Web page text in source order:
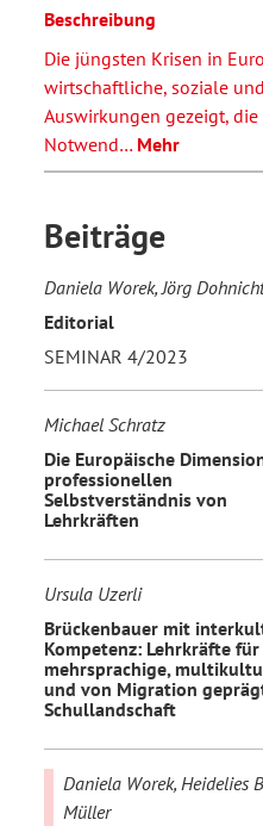
Beschreibung
Die jüngsten Krisen in
wirtschaftliche, soziale
Auswirkungen gezeigt,
Notwend… Mehr
Beiträge
Daniela Worek, Jörg
Editorial
SEMINAR 4/2023
Michael Schratz
Die Europäische
professionellen
Selbstverständnis von
Lehrkräften
Ursula Uzerli
Brückenbauer mit
Kompetenz: Lehrkräfte
mehrsprachige,
und von Migration
Schullandschaft
Daniela Worek, Heidelies
Müller